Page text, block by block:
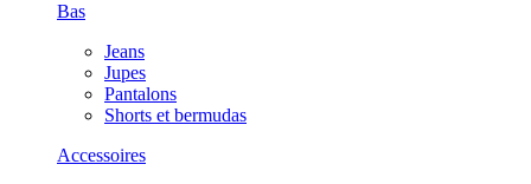
Bas
Jeans
Jupes
Pantalons
Shorts et bermudas
Accessoires